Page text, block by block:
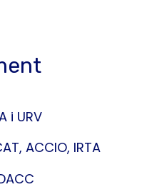
i URV
ACCIO, IRTA